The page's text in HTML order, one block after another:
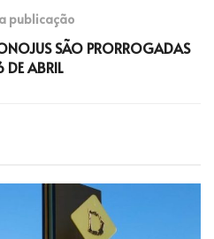
publicação
SÃO PRORROGADAS
DE ABRIL